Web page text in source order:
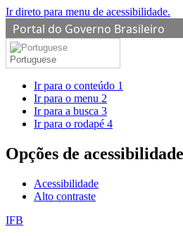
Ir direto para menu de acessibilidade.
Portal do Governo Brasileiro
Portuguese
Ir para o conteúdo 1
Ir para o menu 2
Ir para a busca 3
Ir para o rodapé 4
Opções de acessibilidade
Acessibilidade
Alto contraste
IFB